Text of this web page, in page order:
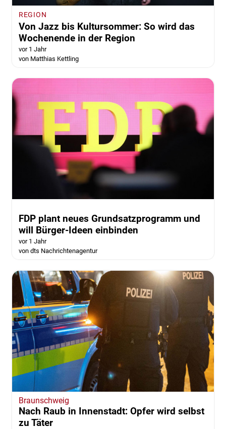
REGION
Von Jazz bis Kultursommer: So wird das
Wochenende in der Region
vor 1 Jahr
von Matthias Kettling
FDP plant neues Grundsatzprogramm und
will Bürger-Ideen einbinden
vor 1 Jahr
von dts Nachrichtenagentur
Braunschweig
Nach Raub in Innenstadt: Opfer wird selbst
zu Täter